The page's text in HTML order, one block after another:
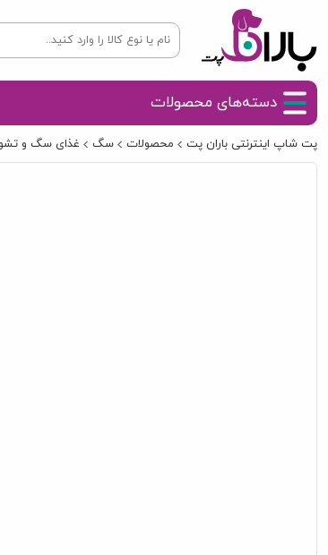
دسته‌های محصولات
پت شاپ اینترنتی باران پت محصولات سگ غذای سگ و